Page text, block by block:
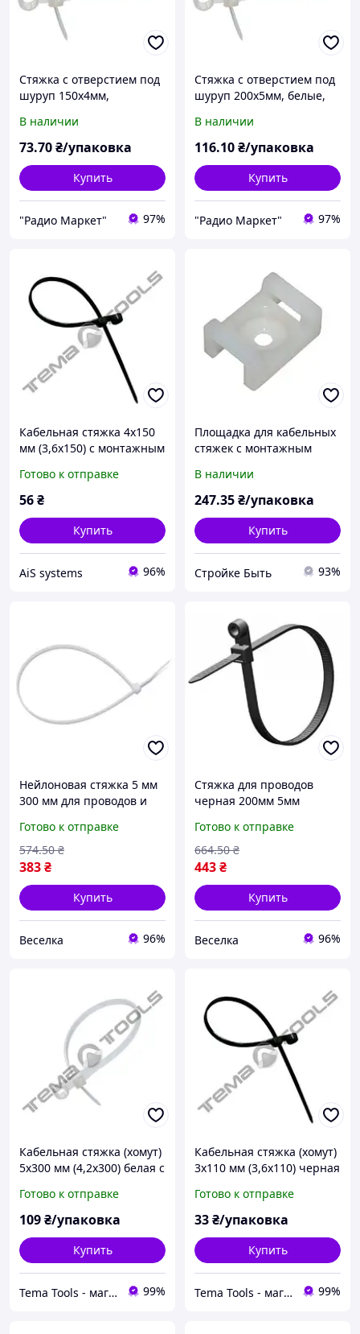
Стяжка с отверстием под
шуруп 150х4мм,
упак.-100шт
В наличии
73.70₴/упаковка
Купить
"Радио Маркет" 97%
Стяжка с отверстием под
шуруп 200х5мм, белые,
В наличии
116.10₴/упаковка
Купить
"Радио Маркет" 97%
Кабельная стяжка 4x150
мм (3,6x150) c монтажным
крепления Черная
Готово к отправке
56₴
Купить
AiS systems 96%
Площадка для кабельных
стяжек с монтажным
100шт\уп
В наличии
247.35₴/упаковка
Купить
Стройке Быть 93%
Нейлоновая стяжка 5 мм
300 мм для проводов и
универсальная с
замковым механизмом
FLAME
Готово к отправке
383₴
574.50 ₴
Купить
Веселка 96%
Стяжка для проводов
черная 200мм 5мм
механизмом 100 шт для
организации кабелей
FLAME
Готово к отправке
443₴
664.50 ₴
Купить
Веселка 96%
Кабельная стяжка (хомут)
5x300 мм (4,2x300) белая c
для крепления
Готово к отправке
109₴/упаковка
Купить
Tema Tools - магазин електромонтажної продукції 99%
Кабельная стяжка (хомут)
3x110 мм (3,6x110) черная
для крепления
Готово к отправке
33₴/упаковка
Купить
Tema Tools - магазин електромонтажної продукції 99%